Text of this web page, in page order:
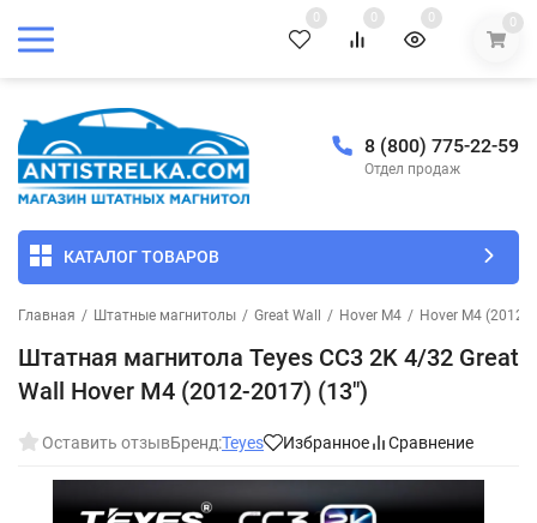
0 0 0 0
8 (800) 775-22-59
Отдел продаж
КАТАЛОГ ТОВАРОВ
Главная / Штатные магнитолы / Great Wall / Hover M4 / Hover M4 (2012-
Штатная магнитола Teyes CC3 2K 4/32 Great
Wall Hover M4 (2012-2017) (13")
Оставить отзывБренд:Teyes Избранное Сравнение